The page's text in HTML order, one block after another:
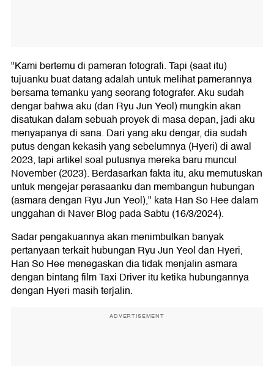
"Kami bertemu di pameran fotografi. Tapi (saat itu)
tujuanku buat datang adalah untuk melihat pamerannya
bersama temanku yang seorang fotografer. Aku sudah
dengar bahwa aku (dan Ryu Jun Yeol) mungkin akan
disatukan dalam sebuah proyek di masa depan, jadi aku
menyapanya di sana. Dari yang aku dengar, dia sudah
putus dengan kekasih yang sebelumnya (Hyeri) di awal
2023, tapi artikel soal putusnya mereka baru muncul
November (2023). Berdasarkan fakta itu, aku memutuskan
untuk mengejar perasaanku dan membangun hubungan
(asmara dengan Ryu Jun Yeol)," kata Han So Hee dalam
unggahan di Naver Blog pada Sabtu (16/3/2024).
Sadar pengakuannya akan menimbulkan banyak
pertanyaan terkait hubungan Ryu Jun Yeol dan Hyeri,
Han So Hee menegaskan dia tidak menjalin asmara
dengan bintang film Taxi Driver itu ketika hubungannya
dengan Hyeri masih terjalin.
ADVERTISEMENT